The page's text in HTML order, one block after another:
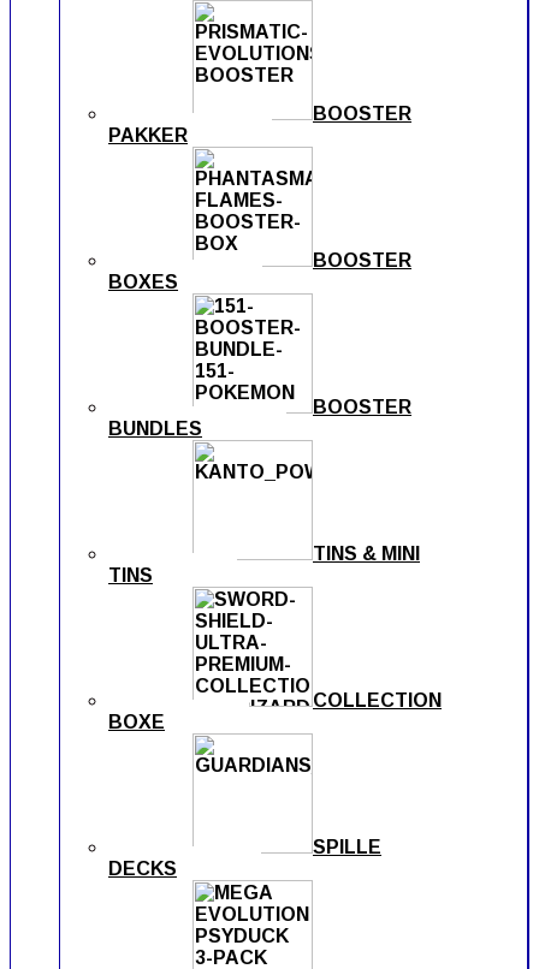
BOOSTER
PAKKER
BOOSTER
BOXES
BOOSTER
BUNDLES
TINS & MINI
TINS
COLLECTION
BOXE
SPILLE
DECKS